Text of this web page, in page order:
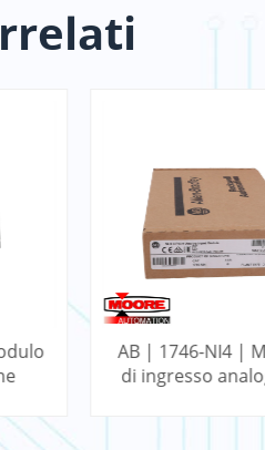
a
AB | 1746-
Modulo di